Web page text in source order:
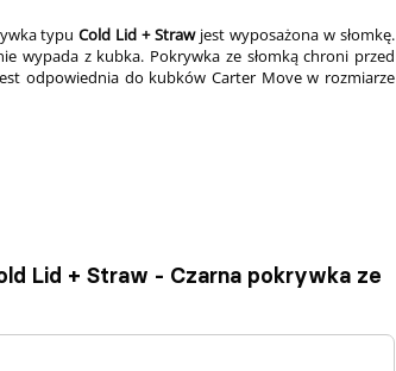
typuCold Lid + Straw jest wyposażona w słomkę.
wypada z kubka. Pokrywka ze słomką chroni przed
odpowiednia do kubków Carter Move w rozmiarze
Lid + Straw - Czarna pokrywka ze